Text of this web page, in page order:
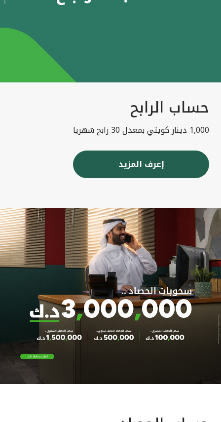
حساب الرابح
1,000 دينار كويتي بمعدل 30 رابح شهريا
إعرف المزيد